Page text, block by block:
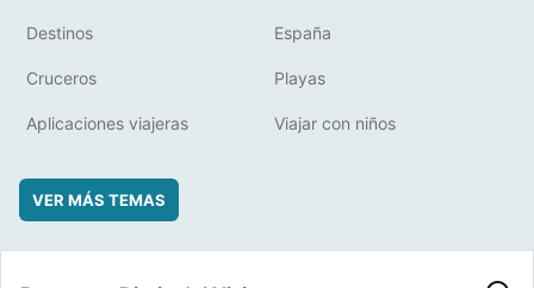
Destinos España
Cruceros Playas
Aplicaciones viajeras Viajar con niños
VER MÁS TEMAS